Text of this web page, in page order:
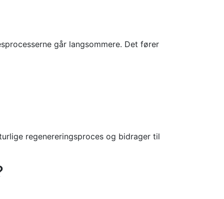
går langsommere. Det fører
regenereringsproces og bidrager til